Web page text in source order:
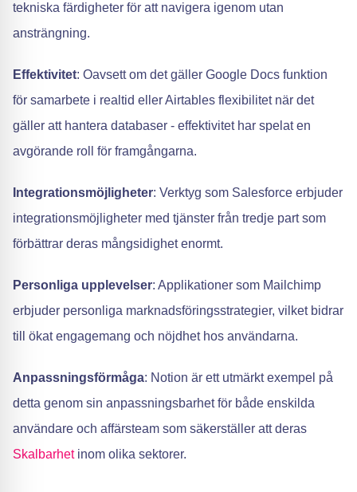
tekniska färdigheter för att navigera igenom utan
ansträngning.
Effektivitet: Oavsett om det gäller Google Docs funktion
för samarbete i realtid eller Airtables flexibilitet när det
gäller att hantera databaser - effektivitet har spelat en
avgörande roll för framgångarna.
Integrationsmöjligheter: Verktyg som Salesforce erbjuder
integrationsmöjligheter med tjänster från tredje part som
förbättrar deras mångsidighet enormt.
Personliga upplevelser: Applikationer som Mailchimp
erbjuder personliga marknadsföringsstrategier, vilket bidrar
till ökat engagemang och nöjdhet hos användarna.
Anpassningsförmåga: Notion är ett utmärkt exempel på
detta genom sin anpassningsbarhet för både enskilda
användare och affärsteam som säkerställer att deras
Skalbarhetinom olika sektorer.